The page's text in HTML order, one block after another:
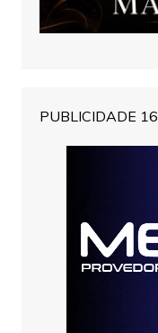
PUBLICIDADE 16